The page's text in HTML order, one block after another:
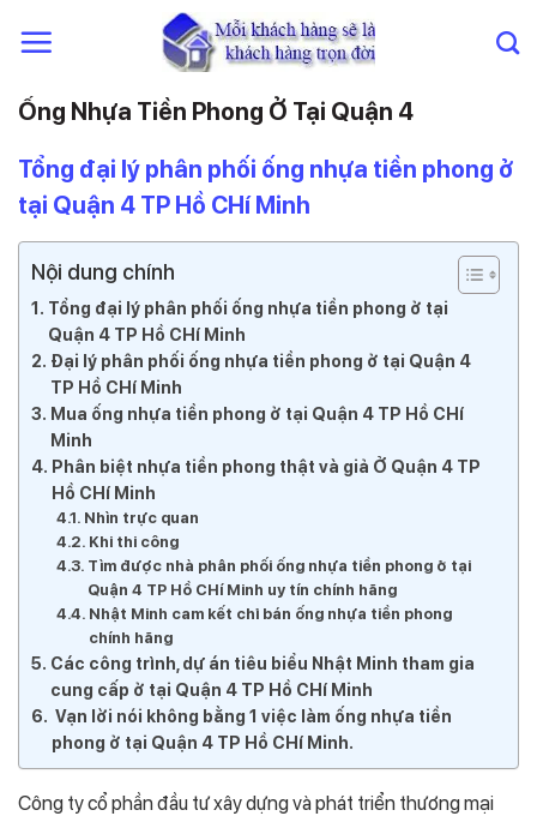
đến
dungỐng Nhựa Tiền Phong Ở Tại Quận 4
Tổng đại lý phân phối ống nhựa tiền phong ở
tại Quận 4 TP Hồ CHí Minh
Nội dung chính
Tổng đại lý phân phối ống nhựa tiền phong ở tại
Quận 4 TP Hồ CHí Minh
Đại lý phân phối ống nhựa tiền phong ở tại Quận 4
TP Hồ CHí Minh
Mua ống nhựa tiền phong ở tại Quận 4 TP Hồ CHí
Minh
Phân biệt nhựa tiền phong thật và giả Ở Quận 4 TP
Hồ CHí Minh
Nhìn trực quan
Khi thi công
Tìm được nhà phân phối ống nhựa tiền phong ở tại
Quận 4 TP Hồ CHí Minh uy tín chính hãng
Nhật Minh cam kết chỉ bán ống nhựa tiền phong
chính hãng
Các công trình, dự án tiêu biểu Nhật Minh tham gia
cung cấp ở tại Quận 4 TP Hồ CHí Minh
Vạn lời nói không bằng 1 việc làm ống nhựa tiền
phong ở tại Quận 4 TP Hồ CHí Minh.
Công ty cổ phần đầu tư xây dựng và phát triển thương mại